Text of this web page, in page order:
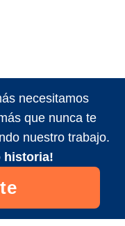
necesitamos
que nunca te
nuestro trabajo.
historia!